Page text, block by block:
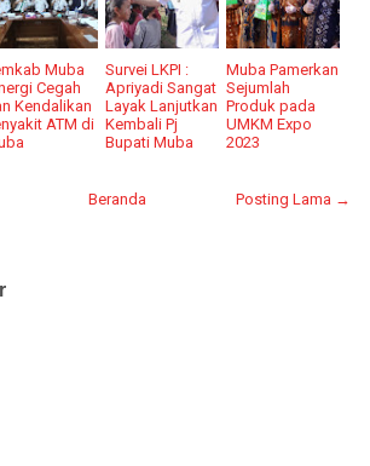
Muba
Cegah
Kendalikan
ATM di
Survei LKPI :
Apriyadi Sangat
Layak Lanjutkan
Kembali Pj
Bupati Muba
Muba Pamerkan
Sejumlah
Produk pada
UMKM Expo
2023
Posting Lama →
Beranda